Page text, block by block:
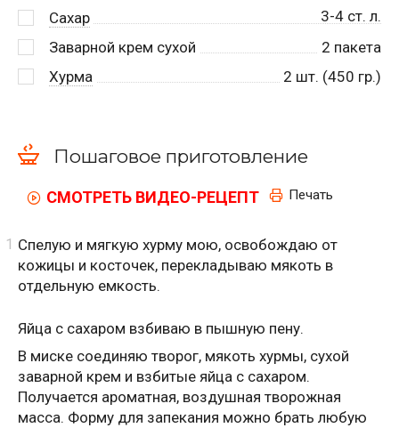
Сахар
3-4 ст. л.
Заварной крем сухой
2 пакета
Хурма
2 шт. (450 гр.)
Пошаговое приготовление
СМОТРЕТЬ ВИДЕО-РЕЦЕПТ Печать
Спелую и мягкую хурму мою, освобождаю от
кожицы и косточек, перекладываю мякоть в
отдельную емкость.
Яйца с сахаром взбиваю в пышную пену.
В миске соединяю творог, мякоть хурмы, сухой
заварной крем и взбитые яйца с сахаром.
Получается ароматная, воздушная творожная
масса. Форму для запекания можно брать любую